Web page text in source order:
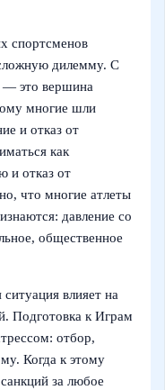
спортсменов
дилемму. С
— это вершина
многие шли
и отказ от
как
и отказ от
что многие атлеты
давление со
общественное
влияет на
Подготовка к Играм
отбор,
Когда к этому
за любое